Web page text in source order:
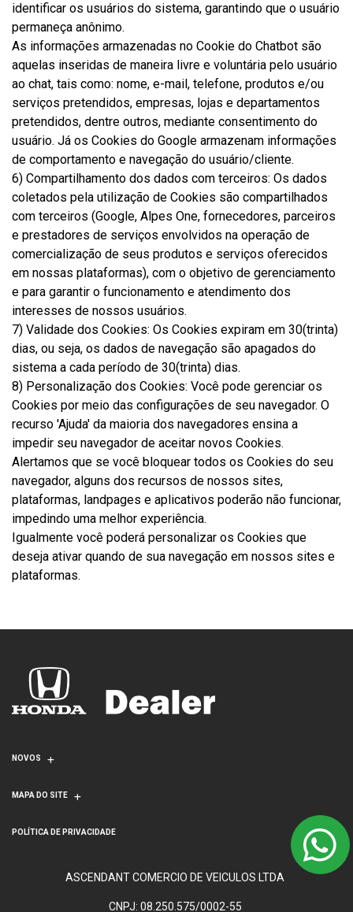
identificar os usuários do sistema, garantindo que o usuário
permaneça anônimo.
As informações armazenadas no Cookie do Chatbot são
aquelas inseridas de maneira livre e voluntária pelo usuário
ao chat, tais como: nome, e-mail, telefone, produtos e/ou
serviços pretendidos, empresas, lojas e departamentos
pretendidos, dentre outros, mediante consentimento do
usuário. Já os Cookies do Google armazenam informações
de comportamento e navegação do usuário/cliente.
6) Compartilhamento dos dados com terceiros: Os dados
coletados pela utilização de Cookies são compartilhados
com terceiros (Google, Alpes One, fornecedores, parceiros
e prestadores de serviços envolvidos na operação de
comercialização de seus produtos e serviços oferecidos
em nossas plataformas), com o objetivo de gerenciamento
e para garantir o funcionamento e atendimento dos
interesses de nossos usuários.
7) Validade dos Cookies: Os Cookies expiram em 30(trinta)
dias, ou seja, os dados de navegação são apagados do
sistema a cada período de 30(trinta) dias.
8) Personalização dos Cookies: Você pode gerenciar os
Cookies por meio das configurações de seu navegador. O
recurso 'Ajuda' da maioria dos navegadores ensina a
impedir seu navegador de aceitar novos Cookies.
Alertamos que se você bloquear todos os Cookies do seu
navegador, alguns dos recursos de nossos sites,
plataformas, landpages e aplicativos poderão não funcionar,
impedindo uma melhor experiência.
Igualmente você poderá personalizar os Cookies que
deseja ativar quando de sua navegação em nossos sites e
plataformas.
NOVOS
MAPA DO SITE
POLÍTICA DE PRIVACIDADE
ASCENDANT COMERCIO DE VEICULOS LTDA
CNPJ: 08.250.575/0002-55